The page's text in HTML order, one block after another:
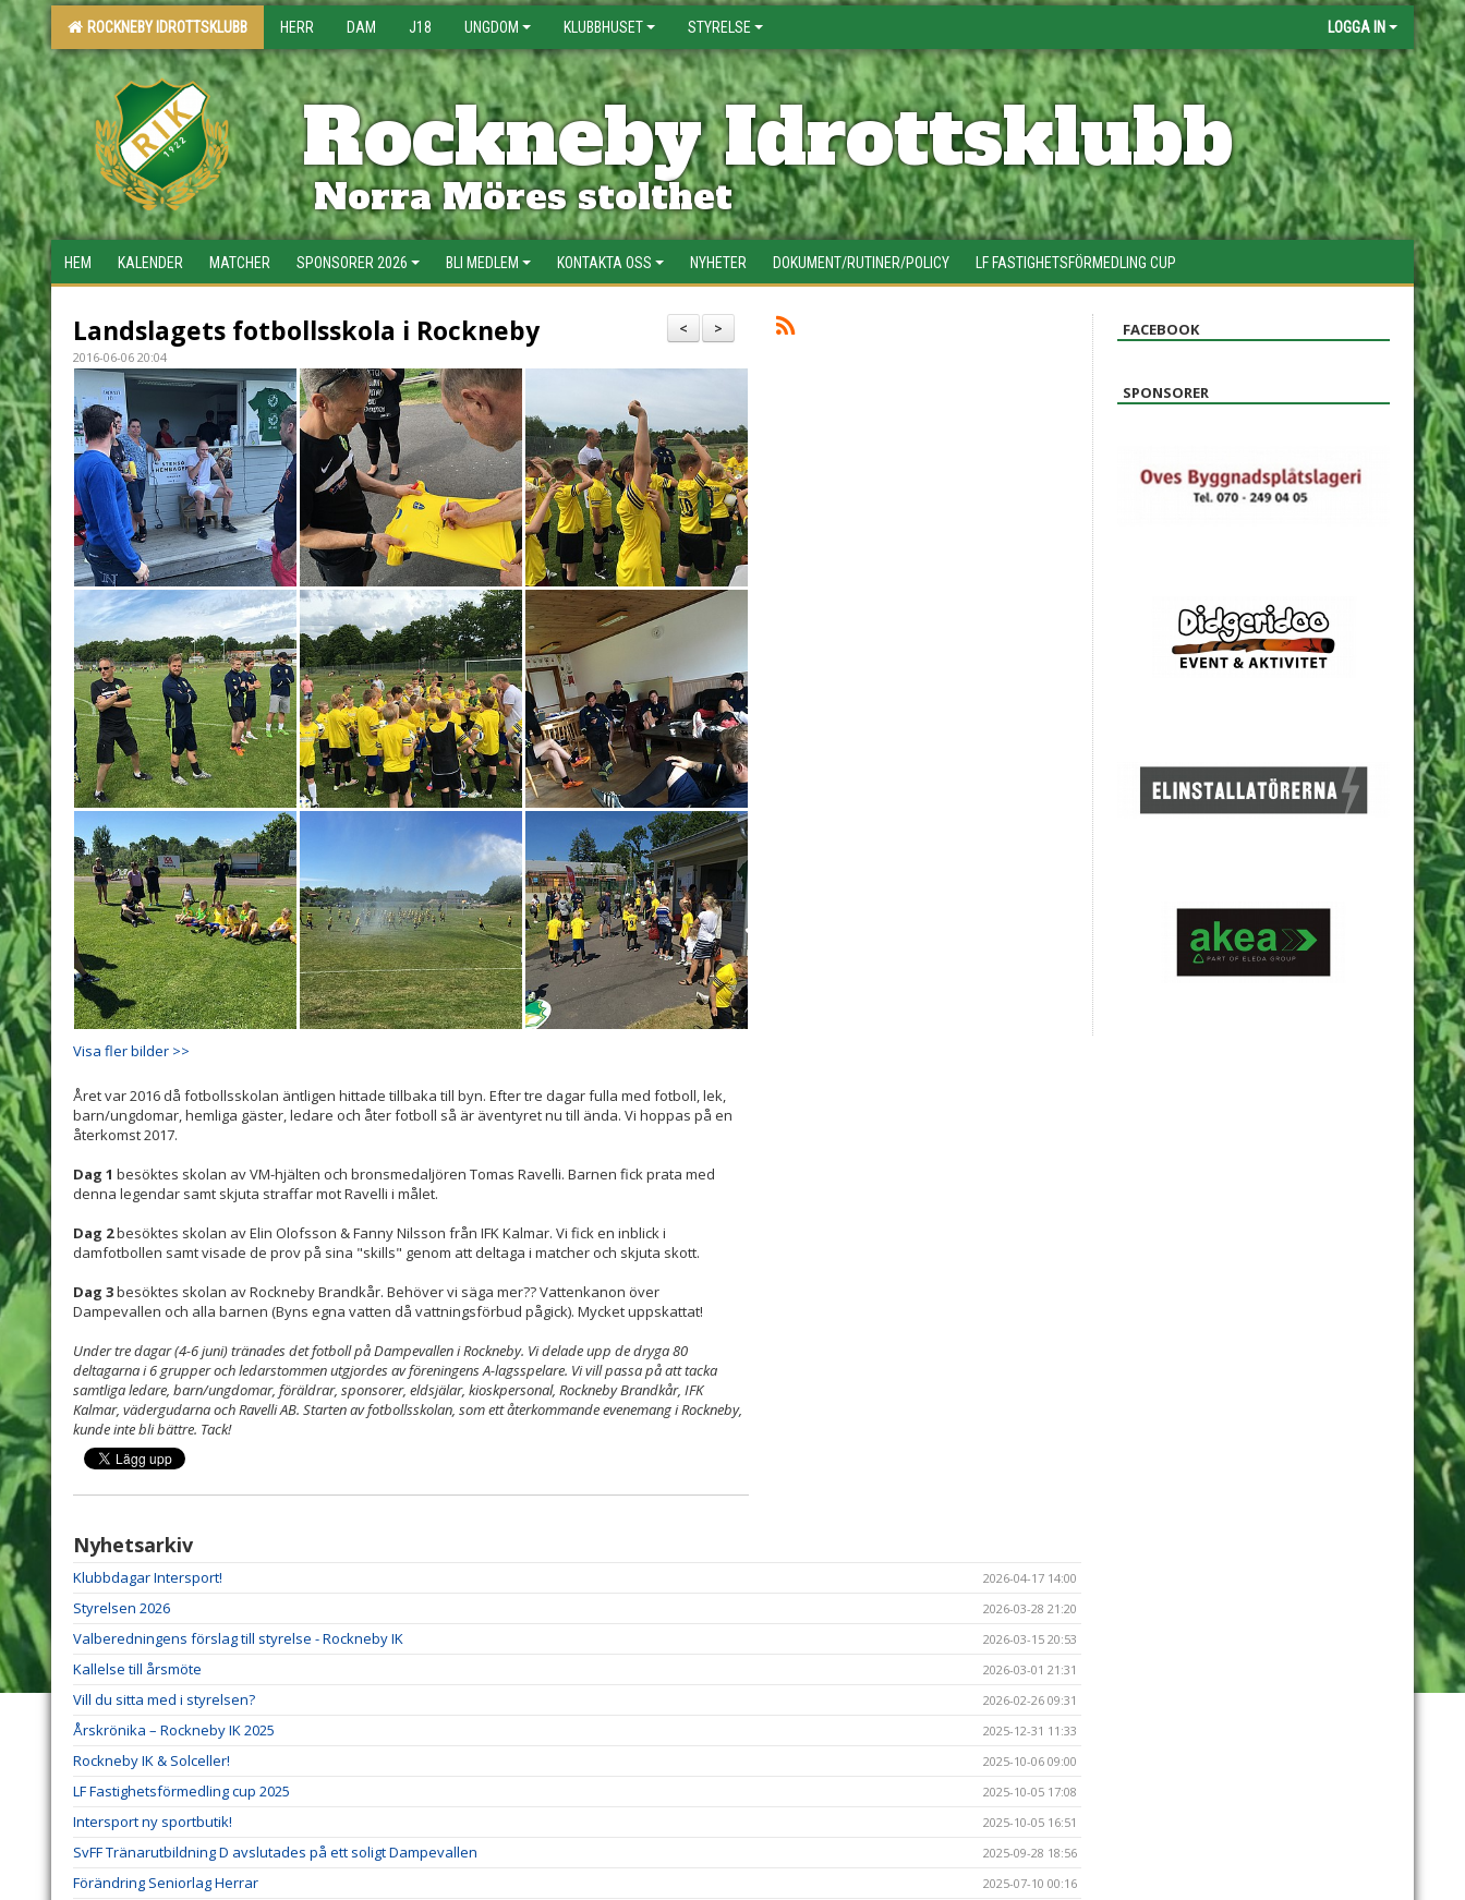
ROCKNEBY IDROTTSKLUBB HERR DAM J18 UNGDOM KLUBBHUSET STYRELSE LOGGA IN
Rockneby Idrottsklubb
Norra Möres stolthet
HEM KALENDER MATCHER SPONSORER 2026 BLI MEDLEM KONTAKTA OSS NYHETER DOKUMENT/RUTINER/POLICY LF FASTIGHETSFÖRMEDLING CUP
>
<
Landslagets fotbollsskola i Rockneby
2016-06-06 20:04
Visa fler bilder >>
Året var 2016 då fotbollsskolan äntligen hittade tillbaka till byn. Efter tre dagar fulla med fotboll, lek,
barn/ungdomar, hemliga gäster, ledare och åter fotboll så är äventyret nu till ända. Vi hoppas på en
återkomst 2017.
Dag 1 besöktes skolan av VM-hjälten och bronsmedaljören Tomas Ravelli. Barnen fick prata med
denna legendar samt skjuta straffar mot Ravelli i målet.
Dag 2besöktes skolan av Elin Olofsson & Fanny Nilsson från IFK Kalmar. Vi fick en inblick i
damfotbollen samt visade de prov på sina "skills" genom att deltaga i matcher och skjuta skott.
Dag 3besöktes skolan av Rockneby Brandkår. Behöver vi säga mer?? Vattenkanon över
Dampevallen och alla barnen (Byns egna vatten då vattningsförbud pågick). Mycket uppskattat!
Under tre dagar (4-6 juni) tränades det fotboll på Dampevallen i Rockneby. Vi delade upp de dryga 80
deltagarna i 6 grupper och ledarstommen utgjordes av föreningens A-lagsspelare. Vi vill passa på att tacka
samtliga ledare, barn/ungdomar, föräldrar, sponsorer, eldsjälar, kioskpersonal, Rockneby Brandkår, IFK
Kalmar, vädergudarna och Ravelli AB. Starten av fotbollsskolan, som ett återkommande evenemang i Rockneby,
kunde inte bli bättre. Tack!
Nyhetsarkiv
Klubbdagar Intersport! 2026-04-17 14:00
Styrelsen 2026 2026-03-28 21:20
Valberedningens förslag till styrelse - Rockneby IK 2026-03-15 20:53
Kallelse till årsmöte 2026-03-01 21:31
Vill du sitta med i styrelsen? 2026-02-26 09:31
Årskrönika – Rockneby IK 2025 2025-12-31 11:33
Rockneby IK & Solceller! 2025-10-06 09:00
LF Fastighetsförmedling cup 2025 2025-10-05 17:08
Intersport ny sportbutik! 2025-10-05 16:51
SvFF Tränarutbildning D avslutades på ett soligt Dampevallen 2025-09-28 18:56
Förändring Seniorlag Herrar 2025-07-10 00:16
FACEBOOK
SPONSORER